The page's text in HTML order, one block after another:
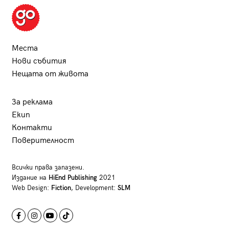
Места
Нови събития
Нещата от живота
За реклама
Екип
Контакти
Поверителност
Всички права запазени.
Издание на HiEnd Publishing2021
Web Design: Fiction, Development: SLM